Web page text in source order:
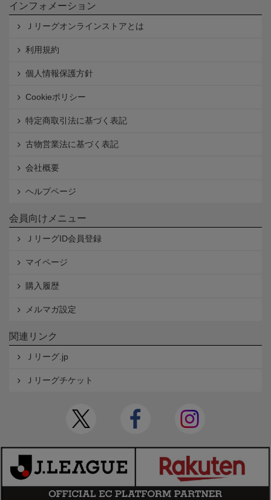
インフォメーション
Ｊリーグオンラインストアとは
利用規約
個人情報保護方針
Cookieポリシー
特定商取引法に基づく表記
古物営業法に基づく表記
会社概要
ヘルプページ
会員向けメニュー
ＪリーグID会員登録
マイページ
購入履歴
メルマガ設定
関連リンク
Ｊリーグ.jp
Ｊリーグチケット